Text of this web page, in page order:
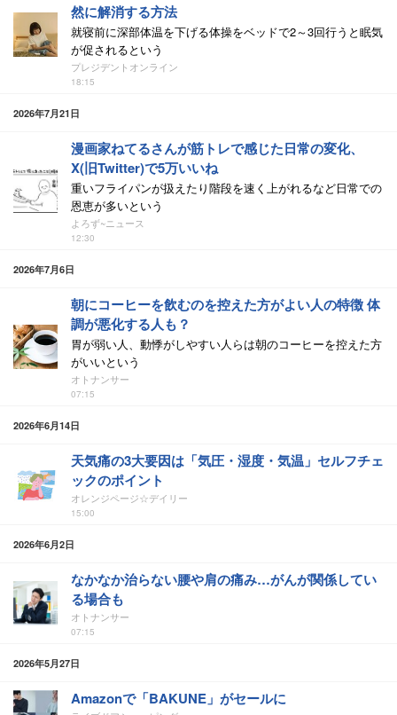
然に解消する方法
就寝前に深部体温を下げる体操をベッドで2～3回行うと眠気
が促されるという
プレジデントオンライン
18:15
2026年7月21日
漫画家ねてるさんが筋トレで感じた日常の変化、
X(旧Twitter)で5万いいね
重いフライパンが扱えたり階段を速く上がれるなど日常での
恩恵が多いという
よろず~ニュース
12:30
2026年7月6日
朝にコーヒーを飲むのを控えた方がよい人の特徴 体
調が悪化する人も？
胃が弱い人、動悸がしやすい人らは朝のコーヒーを控えた方
がいいという
オトナンサー
07:15
2026年6月14日
天気痛の3大要因は「気圧・湿度・気温」セルフチェ
ックのポイント
オレンジページ☆デイリー
15:00
2026年6月2日
なかなか治らない腰や肩の痛み…がんが関係してい
る場合も
オトナンサー
07:15
2026年5月27日
Amazonで「BAKUNE」がセールに